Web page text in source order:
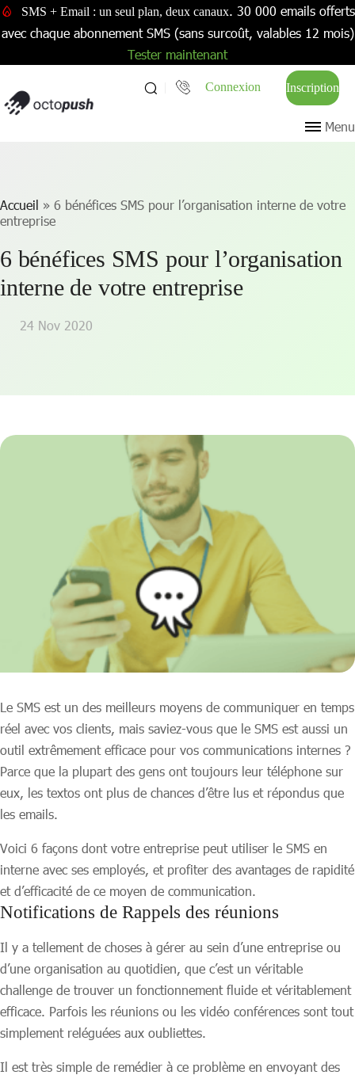
SMS + Email : un seul plan, deux canaux. 30 000 emails offerts
avec chaque abonnement SMS (sans surcoût, valables 12 mois)
Tester maintenant
Connexion Inscription
Menu
Accueil » 6 bénéfices SMS pour l’organisation interne de votre
entreprise
6 bénéfices SMS pour l’organisation
interne de votre entreprise
24 Nov 2020
Le SMS est un des meilleurs moyens de communiquer en temps
réel avec vos clients, mais saviez-vous que le SMS est aussi un
outil extrêmement efficace pour vos communications internes ?
Parce que la plupart des gens ont toujours leur téléphone sur
eux, les textos ont plus de chances d’être lus et répondus que
les emails.
Voici 6 façons dont votre entreprise peut utiliser le SMS en
interne avec ses employés, et profiter des avantages de rapidité
et d’efficacité de ce moyen de communication.
Notifications de Rappels des réunions
Il y a tellement de choses à gérer au sein d’une entreprise ou
d’une organisation au quotidien, que c’est un véritable
challenge de trouver un fonctionnement fluide et véritablement
efficace. Parfois les réunions ou les vidéo conférences sont tout
simplement reléguées aux oubliettes.
Il est très simple de remédier à ce problème en envoyant des